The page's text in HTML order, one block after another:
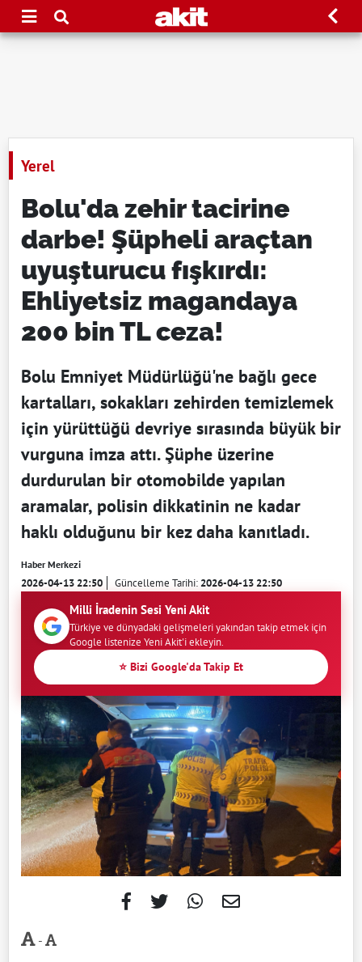
Yerel
Bolu'da zehir tacirine
darbe! Şüpheli araçtan
uyuşturucu fışkırdı:
Ehliyetsiz magandaya
200 bin TL ceza!
Bolu Emniyet Müdürlüğü'ne bağlı gece
kartalları, sokakları zehirden temizlemek
için yürüttüğü devriye sırasında büyük bir
vurguna imza attı. Şüphe üzerine
durdurulan bir otomobilde yapılan
aramalar, polisin dikkatinin ne kadar
haklı olduğunu bir kez daha kanıtladı.
Haber Merkezi
2026-04-13 22:50 Güncelleme Tarihi:2026-04-13 22:50
Milli İradenin Sesi Yeni Akit
Türkiye ve dünyadaki gelişmeleri yakından takip etmek için
Google listenize Yeni Akit'i ekleyin.
⭐ Bizi Google'da Takip Et
-